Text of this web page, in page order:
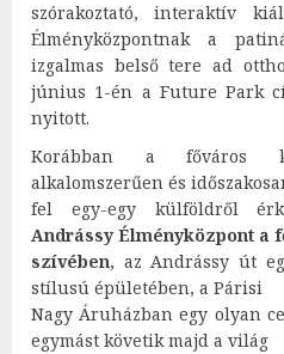
szórakoztató, interaktív
Élményközpontnak a
izgalmas belső tere ad
június 1-én a Future Park
nyitott.
Korábban a főváros
alkalomszerűen és
fel egy-egy külföldről
Andrássy Élményközpont a
szívében, az Andrássy út
stílusú épületében, a Párisi
Nagy Áruházban egy olyan
egymást követik majd a világ